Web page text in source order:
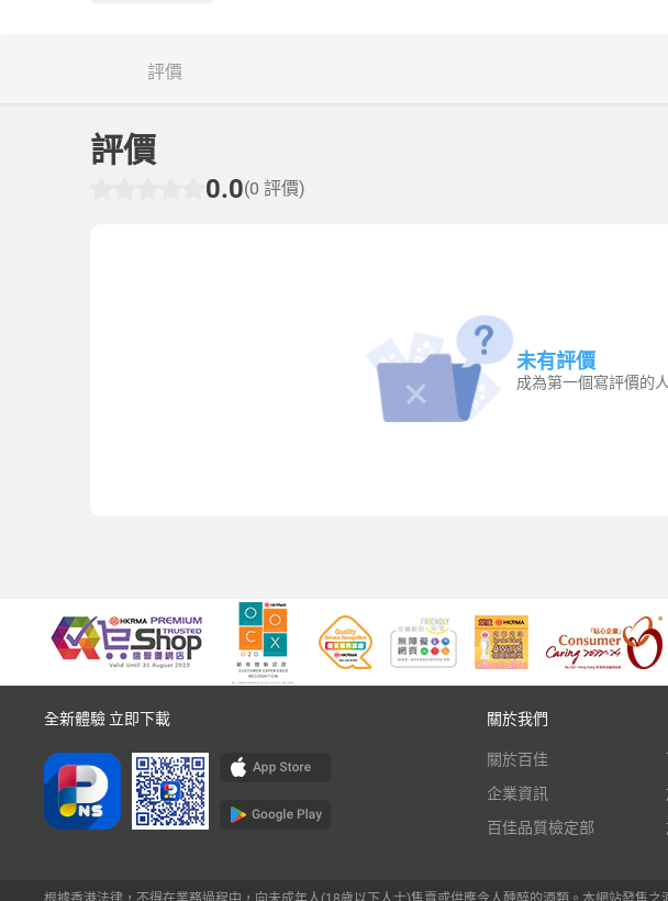
評價
評價
0.0(0 評價)
未有評價
成為第一個寫評價的人
全新體驗 立即下載 關於我們
關於百佳
企業資訊
百佳品質檢定部